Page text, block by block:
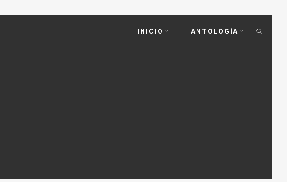
INICIO ANTOLOGÍA